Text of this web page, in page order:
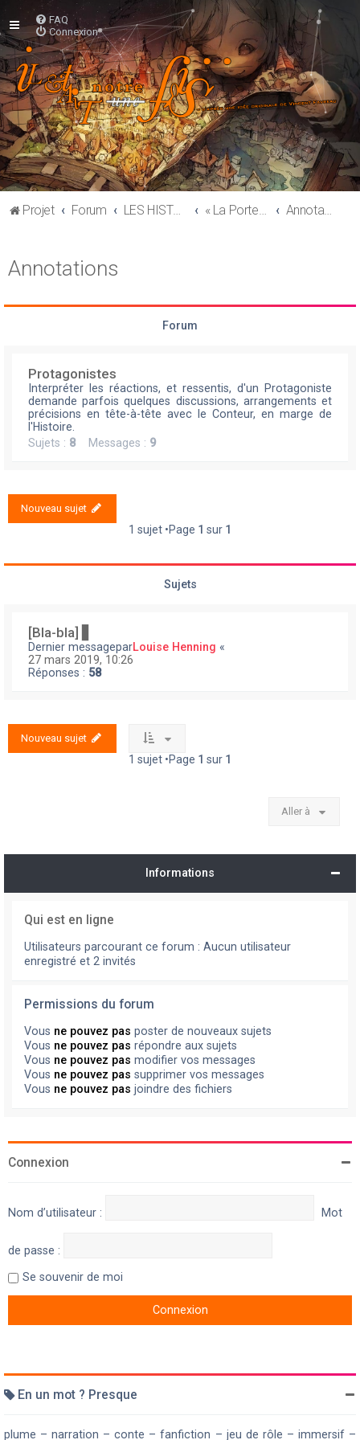
FAQ
Connexion
Projet Forum LES HISTOIRES « La Porte » — par Vincent Favreau Annotations
Annotations
Forum
Protagonistes
Interpréter les réactions, et ressentis, d'un Protagoniste
demande parfois quelques discussions, arrangements et
précisions en tête-à-tête avec le Conteur, en marge de
l'Histoire.
Sujets : 8 Messages : 9
Nouveau sujet
1 sujet •Page 1 sur 1
Sujets
[Bla-bla] ▋
Dernier messageparLouise Henning «
27 mars 2019, 10:26
Réponses : 58
Nouveau sujet
1 sujet •Page 1 sur 1
Aller à
Informations
Qui est en ligne
Utilisateurs parcourant ce forum : Aucun utilisateur
enregistré et 2 invités
Permissions du forum
Vous ne pouvez pas poster de nouveaux sujets
Vous ne pouvez pas répondre aux sujets
Vous ne pouvez pas modifier vos messages
Vous ne pouvez pas supprimer vos messages
Vous ne pouvez pas joindre des fichiers
Connexion
Nom d’utilisateur : Mot
de passe :
Se souvenir de moi
En un mot ? Presque
plume – narration – conte – fanfiction – jeu de rôle – immersif –